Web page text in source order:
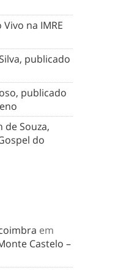
na IMRE
publicado
publicado
de Souza,
do
em
Castelo –